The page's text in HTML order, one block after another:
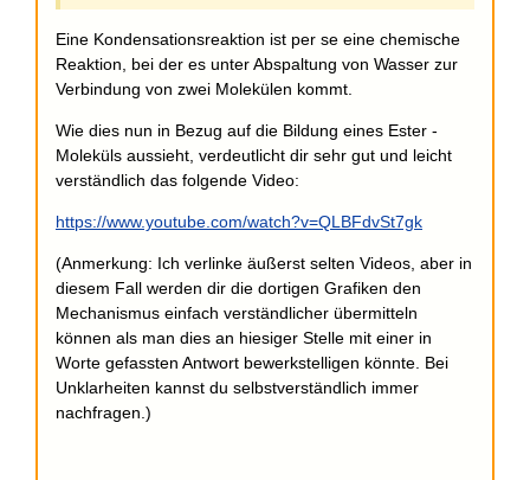
Eine Kondensationsreaktion ist per se eine chemische
Reaktion, bei der es unter Abspaltung von Wasser zur
Verbindung von zwei Molekülen kommt.
Wie dies nun in Bezug auf die Bildung eines Ester -
Moleküls aussieht, verdeutlicht dir sehr gut und leicht
verständlich das folgende Video:
https://www.youtube.com/watch?v=QLBFdvSt7gk
(Anmerkung: Ich verlinke äußerst selten Videos, aber in
diesem Fall werden dir die dortigen Grafiken den
Mechanismus einfach verständlicher übermitteln
können als man dies an hiesiger Stelle mit einer in
Worte gefassten Antwort bewerkstelligen könnte. Bei
Unklarheiten kannst du selbstverständlich immer
nachfragen.)